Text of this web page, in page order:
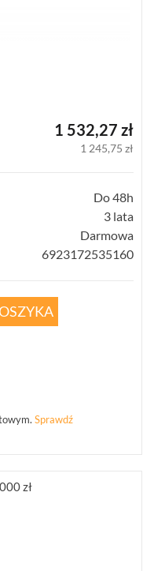
1 532,27 zł
1 245,75 zł
Do 48h
3 lata
Darmowa
6923172535160
Sprawdź
zł